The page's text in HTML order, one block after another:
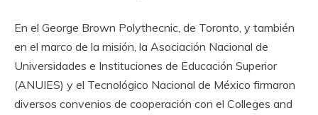
En el George Brown Polythecnic, de Toronto, y también
en el marco de la misión, la Asociación Nacional de
Universidades e Instituciones de Educación Superior
(ANUIES) y el Tecnológico Nacional de México firmaron
diversos convenios de cooperación con el Colleges and